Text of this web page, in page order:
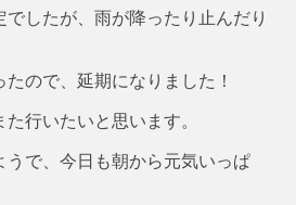
したが、雨が降ったり止んだり
ので、延期になりました！
行いたいと思います。
うで、今日も朝から元気いっぱ